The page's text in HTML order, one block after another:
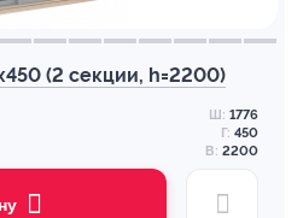
(2 секции, h=2200)
Ш: 1776
Г: 450
В: 2200